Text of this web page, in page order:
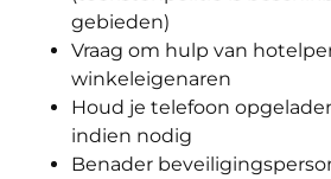
gebieden)
Vraag om hulp van
winkeleigenaren
Houd je telefoon
indien nodig
Benader